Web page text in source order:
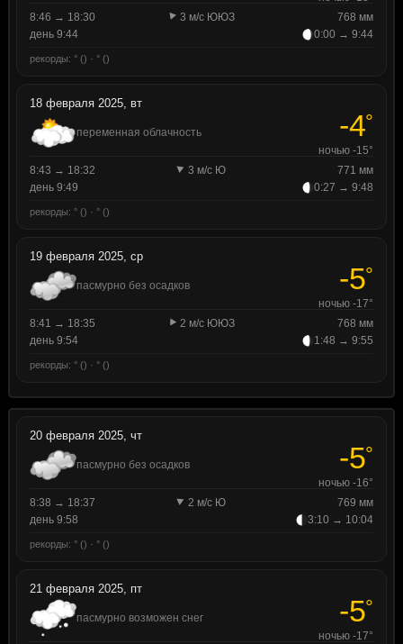
8:46 → 18:30
3 м/с ЮЮЗ
768 мм
день 9:44
0:00 → 9:44
рекорды: ° () · ° ()
18 февраля 2025, вт
переменная облачность -4°
ночью -15°
8:43 → 18:32
3 м/с Ю
771 мм
день 9:49
0:27 → 9:48
рекорды: ° () · ° ()
19 февраля 2025, ср
пасмурно без осадков -5°
ночью -17°
8:41 → 18:35
2 м/с ЮЮЗ
768 мм
день 9:54
1:48 → 9:55
рекорды: ° () · ° ()
20 февраля 2025, чт
пасмурно без осадков -5°
ночью -16°
8:38 → 18:37
2 м/с Ю
769 мм
день 9:58
3:10 → 10:04
рекорды: ° () · ° ()
21 февраля 2025, пт
пасмурно возможен снег -5°
ночью -17°